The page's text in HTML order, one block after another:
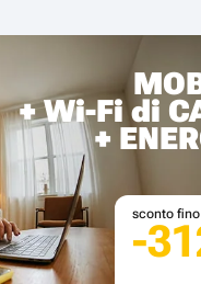
+ Wi-Fi di
+
sconto fino
-